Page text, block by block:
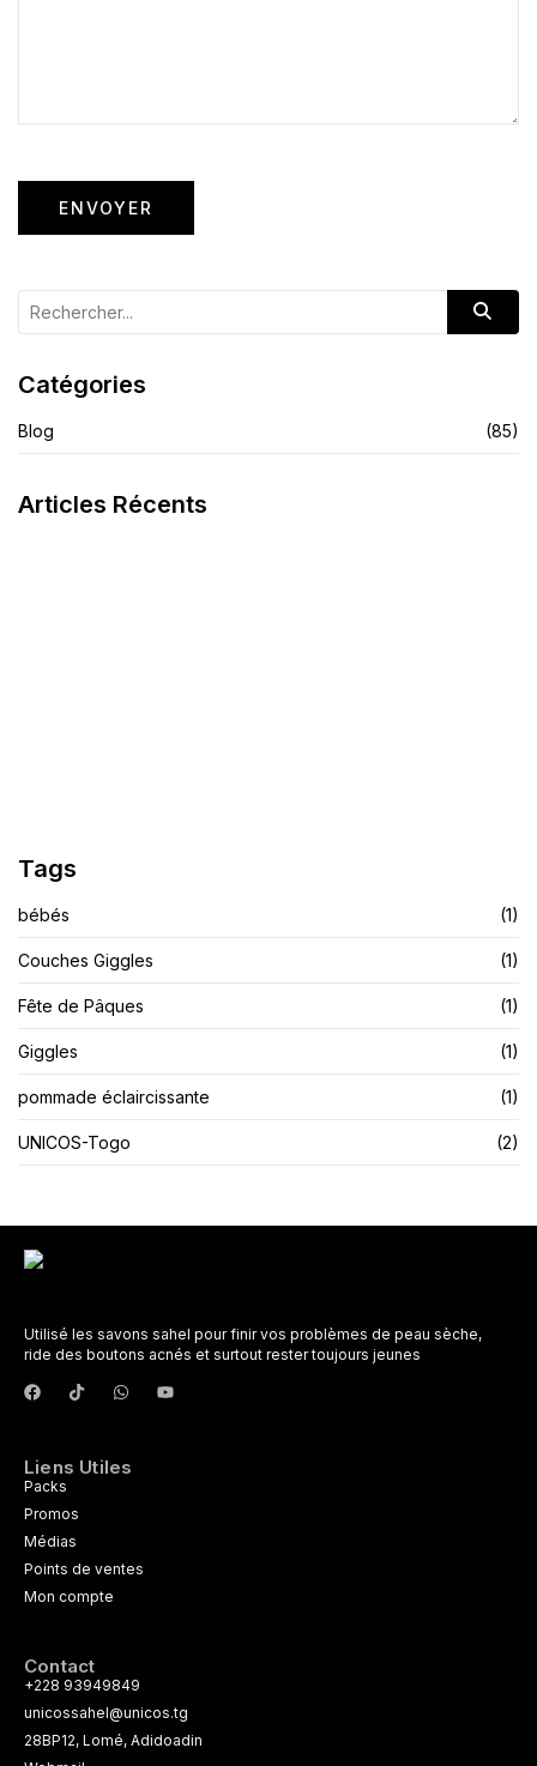
Catégories
Blog (85)
Articles Récents
Tags
bébés (1)
Couches Giggles (1)
Fête de Pâques (1)
Giggles (1)
pommade éclaircissante (1)
UNICOS-Togo (2)
Utilisé les savons sahel pour finir vos problèmes de peau sèche,
ride des boutons acnés et surtout rester toujours jeunes
Liens Utiles
Packs
Promos
Médias
Points de ventes
Mon compte
Contact
+228 93949849
unicossahel@unicos.tg
28BP12, Lomé, Adidoadin